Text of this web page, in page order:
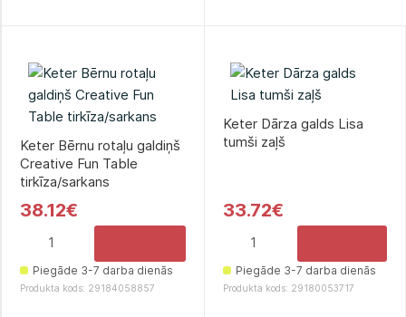
Keter Bērnu rotaļu galdiņš
Creative Fun Table
tirkīza/sarkans
38.12€
Piegāde 3-7 darba dienās
Produkta kods: 29184058857
Keter Dārza galds Lisa
tumši zaļš
33.72€
Piegāde 3-7 darba dienās
Produkta kods: 29180053717